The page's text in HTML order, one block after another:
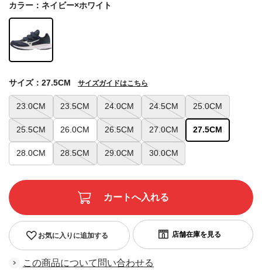
カラー：ネイビー×ホワイト
23.0CM 23.5CM 24.0CM 24.5CM 25.0CM
25.5CM 26.0CM 26.5CM 27.0CM 27.5CM
28.0CM 28.5CM 29.0CM 30.0CM
サイズ：27.5CM サイズガイドはこちら
お気に入りに追加する
この商品について問い合わせる